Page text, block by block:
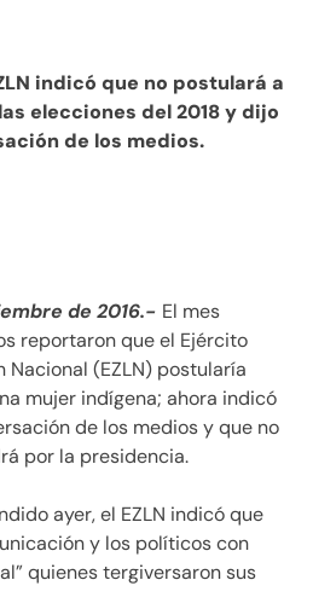
indicó que no postulará a
elecciones del 2018 y dijo
de los medios.
de 2016.- El mes
reportaron que el Ejército
(EZLN) postularía
mujer indígena; ahora indicó
de los medios y que no
por la presidencia.
ayer, el EZLN indicó que
y los políticos con
quienes tergiversaron sus